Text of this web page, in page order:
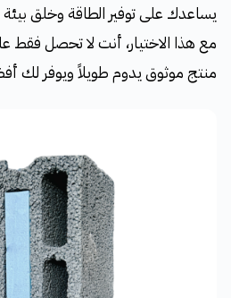
يساعدك على توفير الطاقة وخلق
مع هذا الاختيار، أنت لا تحصل فقط
منتج موثوق يدوم طويلاً ويوفر لك